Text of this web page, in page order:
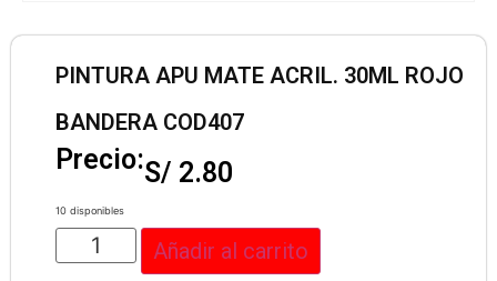
PINTURA APU MATE ACRIL. 30ML ROJO
BANDERA COD407
Precio:S/ 2.80
10 disponibles
Añadir al carrito